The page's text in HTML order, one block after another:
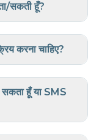
सकती हूँ?
करना चाहिए?
हूँ या SMS